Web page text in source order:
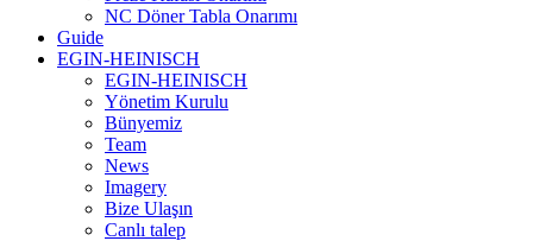
NC Döner Tabla Onarımı
Guide
EGIN-HEINISCH
EGIN-HEINISCH
Yönetim Kurulu
Bünyemiz
Team
News
Imagery
Bize Ulaşın
Canlı talep